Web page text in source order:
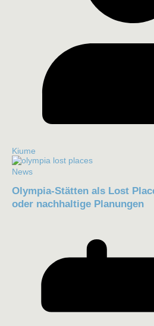
Kiume
News
Olympia-Stätten als Lost
oder nachhaltige Planungen